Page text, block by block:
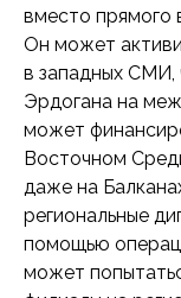
вместо прямого
Он может
в западных СМИ,
Эрдогана на
может
Восточном
даже на
региональные
помощью
может